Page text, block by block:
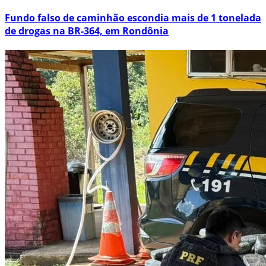
Fundo falso de caminhão escondia mais de 1 tonelada
de drogas na BR-364, em Rondônia